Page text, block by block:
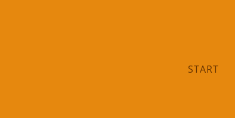
START